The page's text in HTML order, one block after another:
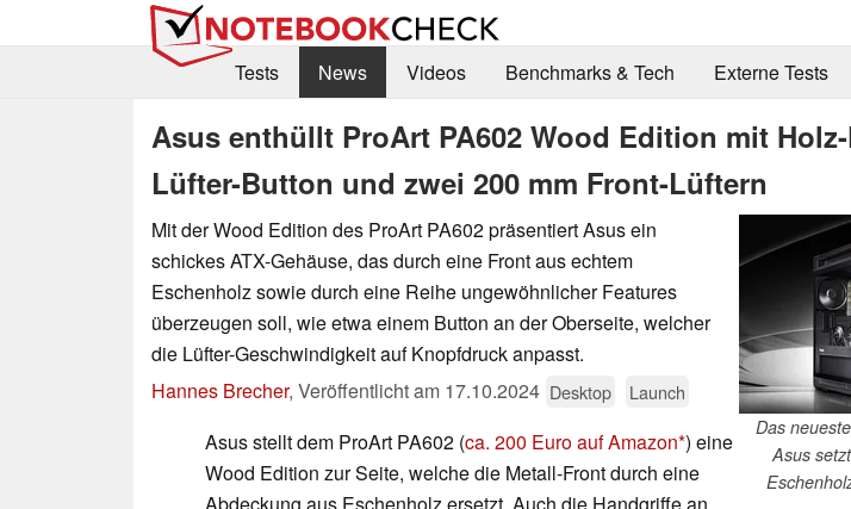
Tests
News Videos Benchmarks & Tech Externe Tests
Asus enthüllt ProArt PA602 Wood Edition mit
Lüfter-Button und zwei 200 mm Front-Lüftern
Das
Asus
Mit der Wood Edition des ProArt PA602 präsentiert Asus ein
schickes ATX-Gehäuse, das durch eine Front aus echtem
Eschenholz sowie durch eine Reihe ungewöhnlicher Features
überzeugen soll, wie etwa einem Button an der Oberseite, welcher
die Lüfter-Geschwindigkeit auf Knopfdruck anpasst.
Hannes Brecher, Veröffentlicht am 17.10.2024 Desktop Launch
Asus stellt dem ProArt PA602 (ca. 200 Euro auf Amazon ) eine
Wood Edition zur Seite, welche die Metall-Front durch eine